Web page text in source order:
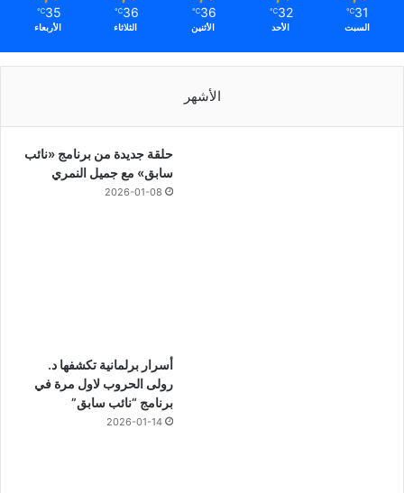
31
℃
السبت
32
℃
الأحد
36
℃
الأثنين
36
℃
الثلاثاء
35
℃
الأربعاء
الأشهر
حلقة جديدة من برنامج «نائب
سابق» مع جميل النمري
2026-01-08
أسرار برلمانية تكشفها د.
رولى الحروب لاول مرة في
برنامج “نائب سابق”
2026-01-14